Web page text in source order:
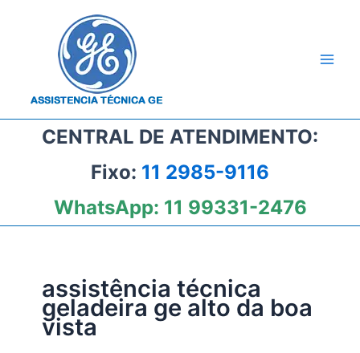
CENTRAL DE ATENDIMENTO:
Fixo: 11 2985-9116
WhatsApp: 11 99331-2476
assistência técnica
geladeira ge alto da boa
vista